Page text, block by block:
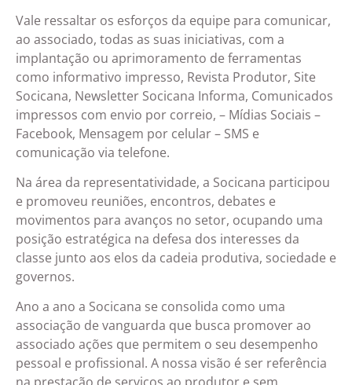
Vale ressaltar os esforços da equipe para comunicar,
ao associado, todas as suas iniciativas, com a
implantação ou aprimoramento de ferramentas
como informativo impresso, Revista Produtor, Site
Socicana, Newsletter Socicana Informa, Comunicados
impressos com envio por correio, – Mídias Sociais –
Facebook, Mensagem por celular – SMS e
comunicação via telefone.
Na área da representatividade, a Socicana participou
e promoveu reuniões, encontros, debates e
movimentos para avanços no setor, ocupando uma
posição estratégica na defesa dos interesses da
classe junto aos elos da cadeia produtiva, sociedade e
governos.
Ano a ano a Socicana se consolida como uma
associação de vanguarda que busca promover ao
associado ações que permitem o seu desempenho
pessoal e profissional. A nossa visão é ser referência